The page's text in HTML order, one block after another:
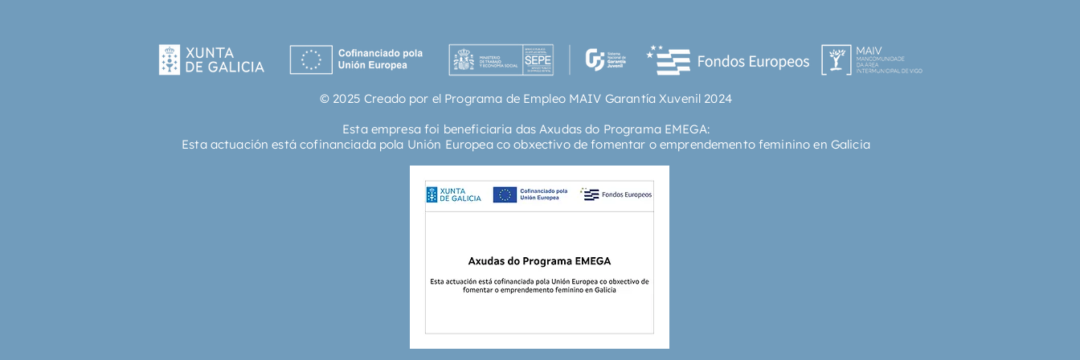
© 2025 Creado por el Programa de Empleo MAIV Garantía Xuvenil 2024
Esta empresa foi beneficiaria das Axudas do Programa EMEGA:
Esta actuación está cofinanciada pola Unión Europea co obxectivo de fomentar o emprendemento feminino en Galicia